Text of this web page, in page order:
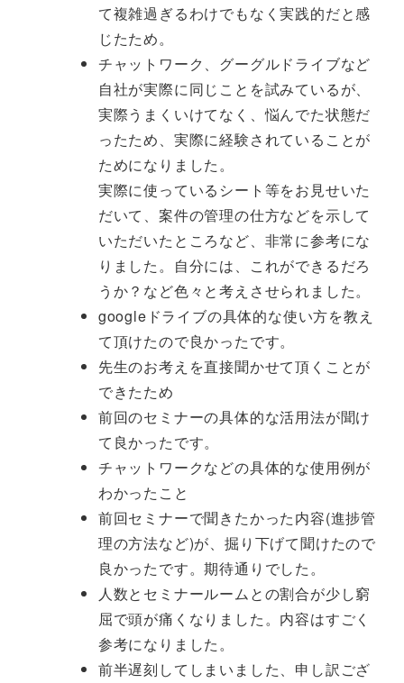
て複雑過ぎるわけでもなく実践的だと感
じたため。
チャットワーク、グーグルドライブなど
自社が実際に同じことを試みているが、
実際うまくいけてなく、悩んでた状態だ
ったため、実際に経験されていることが
ためになりました。
実際に使っているシート等をお見せいた
だいて、案件の管理の仕方などを示して
いただいたところなど、非常に参考にな
りました。自分には、これができるだろ
うか？など色々と考えさせられました。
googleドライブの具体的な使い方を教え
て頂けたので良かったです。
先生のお考えを直接聞かせて頂くことが
できたため
前回のセミナーの具体的な活用法が聞け
て良かったです。
チャットワークなどの具体的な使用例が
わかったこと
前回セミナーで聞きたかった内容(進捗管
理の方法など)が、掘り下げて聞けたので
良かったです。期待通りでした。
人数とセミナールームとの割合が少し窮
屈で頭が痛くなりました。内容はすごく
参考になりました。
前半遅刻してしまいました、申し訳ござ